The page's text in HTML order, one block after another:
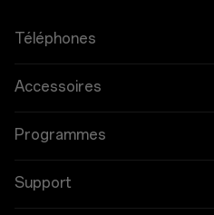
Téléphones
OnePlus 15
OnePlus 15R
Accessoires
Tablette
Objets connectés
Programmes
Associez vos appareils OnePlus
Support